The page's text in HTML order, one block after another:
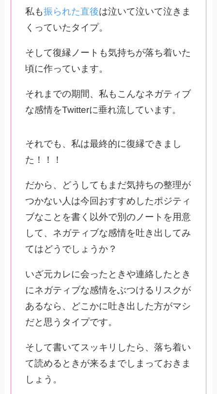
私も振られた直後は泣いて泣いて泣きま
くっていたタイプ。
そして復縁ノートも気持ちが落ち着いた
頃に作っています。
それまでの期間、私もこんなネガティブ
な感情をTwitterに垂れ流しています。
それでも、私は最終的に復縁できまし
た！！！
だから、どうしてもまだ気持ちの整理が
つかない人は今回おすすめしたポジティ
ブなことを書く以外で別のノートを用意
して、ネガティブな感情を吐き出してみ
てはどうでしょうか？
いざ元カレに会ったときや連絡したとき
にネガティブな感情をぶつけるリスクが
あるなら、どこかに吐き出した方がマシ
だと思うタイプです。
そして書いてスッキリしたら、落ち着い
て読めるときが来るまでしまっておきま
しょう。